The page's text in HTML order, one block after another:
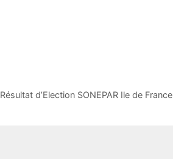
Résultat d’Election SONEPAR Ile de France